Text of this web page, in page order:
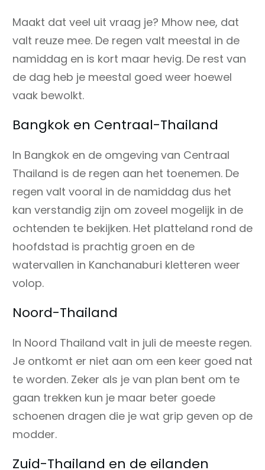
Maakt dat veel uit vraag je? Mhow nee, dat
valt reuze mee. De regen valt meestal in de
namiddag en is kort maar hevig. De rest van
de dag heb je meestal goed weer hoewel
vaak bewolkt.
Bangkok en Centraal-Thailand
In Bangkok en de omgeving van Centraal
Thailand is de regen aan het toenemen. De
regen valt vooral in de namiddag dus het
kan verstandig zijn om zoveel mogelijk in de
ochtenden te bekijken. Het platteland rond de
hoofdstad is prachtig groen en de
watervallen in Kanchanaburi kletteren weer
volop.
Noord-Thailand
In Noord Thailand valt in juli de meeste regen.
Je ontkomt er niet aan om een keer goed nat
te worden. Zeker als je van plan bent om te
gaan trekken kun je maar beter goede
schoenen dragen die je wat grip geven op de
modder.
Zuid-Thailand en de eilanden